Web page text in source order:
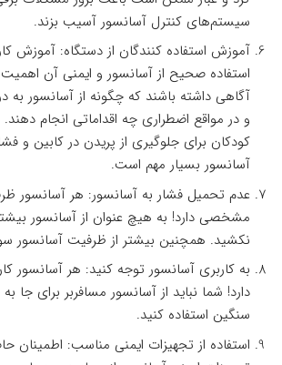
سیستم‌های کنترل آسانسور آسیب بزند.
آموزش استفاده کنندگان از دستگاه: آموزش
استفاده صحیح از آسانسور و ایمنی آن اهمیت
آگاهی داشته باشند که چگونه از آسانسور به
و در مواقع اضطراری چه اقداماتی انجام
کودکان برای جلوگیری از پریدن در کابین و
آسانسور بسیار مهم است.
عدم تحمیل فشار به آسانسور: هر آسانسور
مشخصی دارد! به هیچ عنوان از آسانسور
نکشید. همچنین بیشتر از ظرفیت آسانسور
به کاربری آسانسور توجه کنید: هر آسانسور
دارد! شما نباید از آسانسور مسافربر برای جا
سنگین استفاده کنید.
استفاده از تجهیزات ایمنی مناسب: اطمینان